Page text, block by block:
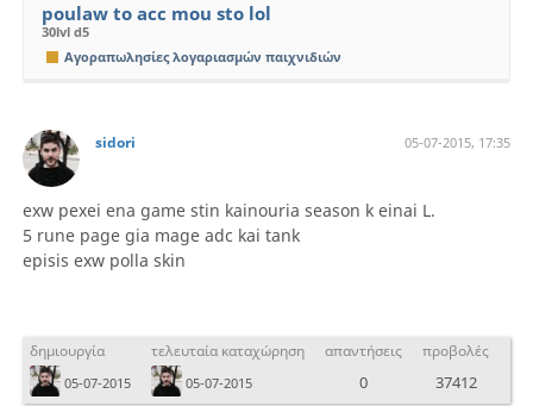
poulaw to acc mou sto lol
30lvl d5
Αγοραπωλησίες λογαριασμών παιχνιδιών
sidori 05-07-2015, 17:35
exw pexei ena game stin kainouria season k einai L.
5 rune page gia mage adc kai tank
episis exw polla skin
δημιουργία
05-07-2015
τελευταία καταχώρηση
05-07-2015
απαντήσεις
0
προβολές
37412